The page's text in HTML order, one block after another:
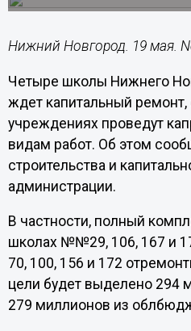
Нижний Новгород. 19 мая.
Четыре школы Нижнего
ждет капитальный
учреждениях проведут
видам работ. Об этом
строительства и
администрации.
В частности, полный
школах №№29, 106, 167 и
70, 100, 156 и 172
цели будет выделено 294
279 миллионов из